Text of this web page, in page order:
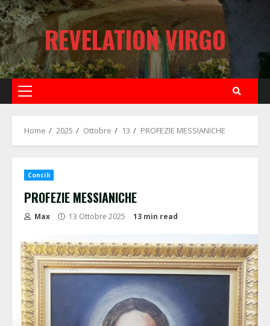
Skip
to
content
REVELATION VIRGO
Primary
Home 2025 Ottobre 13 PROFEZIE MESSIANICHE
Concili
PROFEZIE MESSIANICHE
Max 13 Ottobre 2025 13 min read